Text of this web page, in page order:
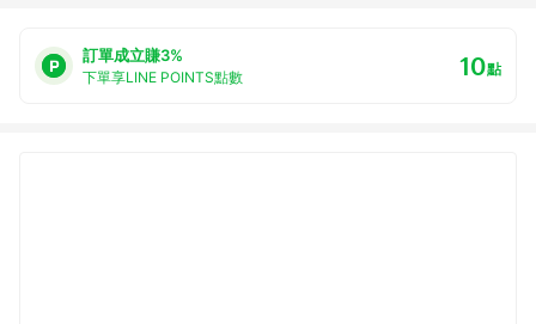
訂單成立賺3%
下單享LINE POINTS點數 10點